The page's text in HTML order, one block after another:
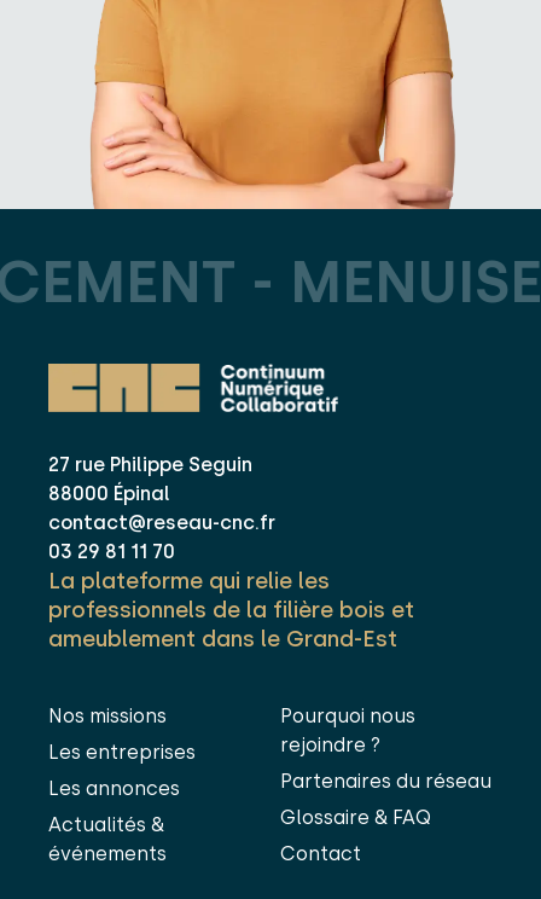
-
27 rue Philippe Seguin
88000 Épinal
contact@reseau-cnc.fr
03 29 81 11 70
La plateforme qui relie les
professionnels de la filière bois et
ameublement dans le Grand-Est
Nos missions
Les entreprises
Les annonces
Actualités &
événements
Pourquoi nous
rejoindre ?
Partenaires du réseau
Glossaire & FAQ
Contact